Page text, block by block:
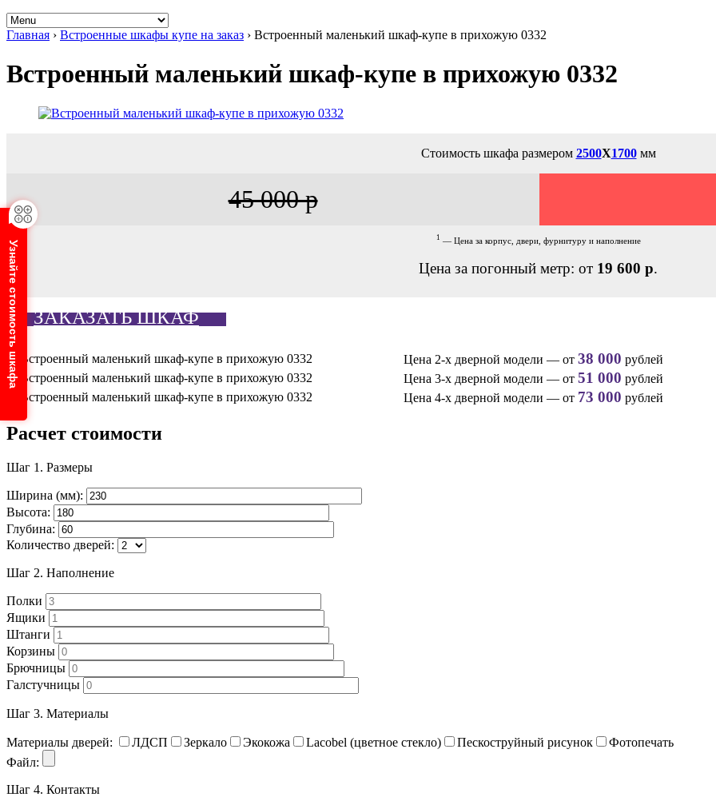
Главная › Встроенные шкафы купе на заказ › Встроенный маленький шкаф-купе в прихожую 0332
Встроенный маленький шкаф-купе в прихожую 0332
Стоимость шкафа размером 2500Х1700мм
45 000 р
1 — Цена за корпус, двери, фурнитуру и наполнение
Цена за погонный метр: от 19 600 р.
ЗАКАЗАТЬ ШКАФ
Цена 2-х дверной модели — от 38 000 рублей
Цена 3-х дверной модели — от 51 000 рублей
Цена 4-х дверной модели — от 73 000 рублей
Расчет стоимости
Шаг 1. Размеры
Ширина (мм):
Высота:
Глубина:
Количество дверей:
Шаг 2. Наполнение
Полки
Ящики
Штанги
Корзины
Брючницы
Галстучницы
Шаг 3. Материалы
Материалы дверей: ЛДСП Зеркало Экокожа Lacobel (цветное стекло) Пескоструйный рисунок
Фотопечать
Файл:
Шаг 4. Контакты
Узнайте стоимость шкафа